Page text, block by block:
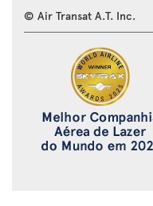
© Air Transat A.T. Inc.